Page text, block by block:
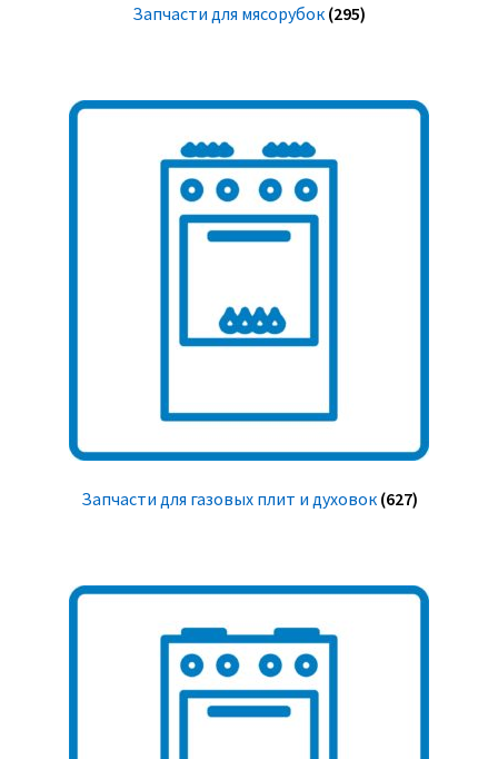
Запчасти для мясорубок (295)
Запчасти для газовых плит и духовок (627)